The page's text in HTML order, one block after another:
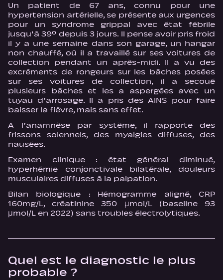
Un patient de 67 ans, connu pour une
hypertension artérielle, se présente aux urgences
pour un syndrome grippal avec état fébrile
jusqu'à 39° depuis 3 jours. Il pense avoir pris froid
il y a une semaine dans son garage, un hangar
non chauffé, où il a travaillé sur ses voitures de
collection pendant un après-midi. Il a vu des
excréments de rongeurs sur les bâches posées
sur ses voitures de collection, il a secoué
plusieurs bâches et les a aspergées avec un
tuyau d’arrosage. Il a pris des AINS pour faire
baisser la fièvre, mais sans effet.
A l’anamnèse par système, il rapporte des
frissons solennels, des myalgies diffuses, des
nausées.
Examen clinique : état général diminué,
hyperhémie conjonctivale bilatérale, douleurs
musculaires diffuses à la palpation.
Bilan biologique : Hémogramme aligné, CRP
160mg/L, créatinine 350 µmol/L (baseline 93
µmol/L en 2022) sans troubles électrolytiques.
Quel est le diagnostic le plus
probable ?